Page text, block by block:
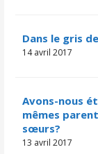
Dans le gris
14 avril 2017
Avons-nous
mêmes
sœurs?
13 avril 2017